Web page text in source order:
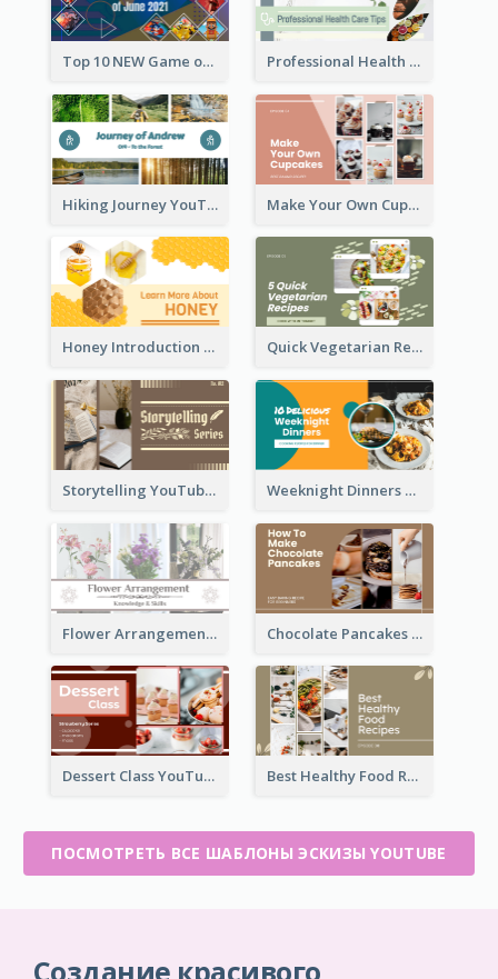
Top 10 NEW Game of June 2021 YouTube Thumbnail Professional Health Care Tips YouTube Thumbnail
Hiking Journey YouTube Thumbnail Make Your Own Cupcakes YouTube Thumbnail
Honey Introduction YouTube Thumbnail Quick Vegetarian Recipes YouTube Thumbnail
Storytelling YouTube Thumbnail Weeknight Dinners Recipe YouTube Thumbnail
Flower Arrangement YouTube Thumbnail Chocolate Pancakes Recipe YouTube Thumbnail
Dessert Class YouTube Thumbnail Best Healthy Food Recipes YouTube Thumbnail
ПОСМОТРЕТЬ ВСЕ ШАБЛОНЫ ЭСКИЗЫ YOUTUBE
Создание красивого